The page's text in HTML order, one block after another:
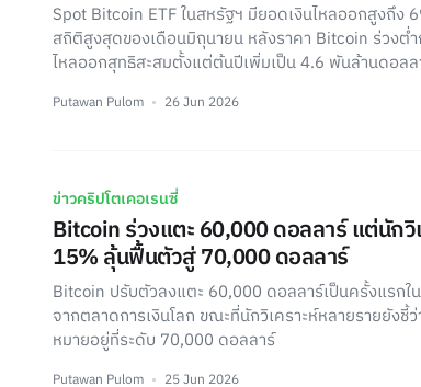
Spot Bitcoin ETF ในสหรัฐฯ มียอดเงินไหลออกสูงถึง
สถิติสูงสุดของเดือนมิถุนายน หลังราคา Bitcoin ร่วงต่
ไหลออกสุทธิสะสมตั้งแต่ต้นปีเพิ่มเป็น 4.6 พันล้านดอล
Putawan Pulom 26 Jun 2026
ข่าวคริปโตเคอเรนซี่
Bitcoin ร่วงแตะ 60,000 ดอลลาร์ แต่นักวิ
15% ลุ้นฟื้นตัวสู่ 70,000 ดอลลาร์
Bitcoin ปรับตัวลงแตะ 60,000 ดอลลาร์เป็นครั้งแรก
จากตลาดการเงินโลก ขณะที่นักวิเคราะห์หลายรายยังชี้
หมายอยู่ที่ระดับ 70,000 ดอลลาร์
Putawan Pulom 25 Jun 2026